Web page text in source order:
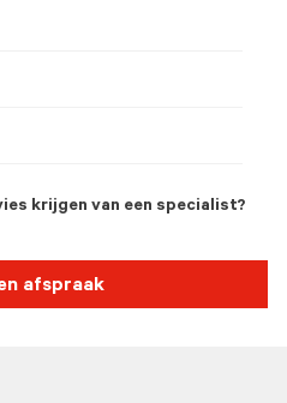
krijgen van een specialist?
afspraak